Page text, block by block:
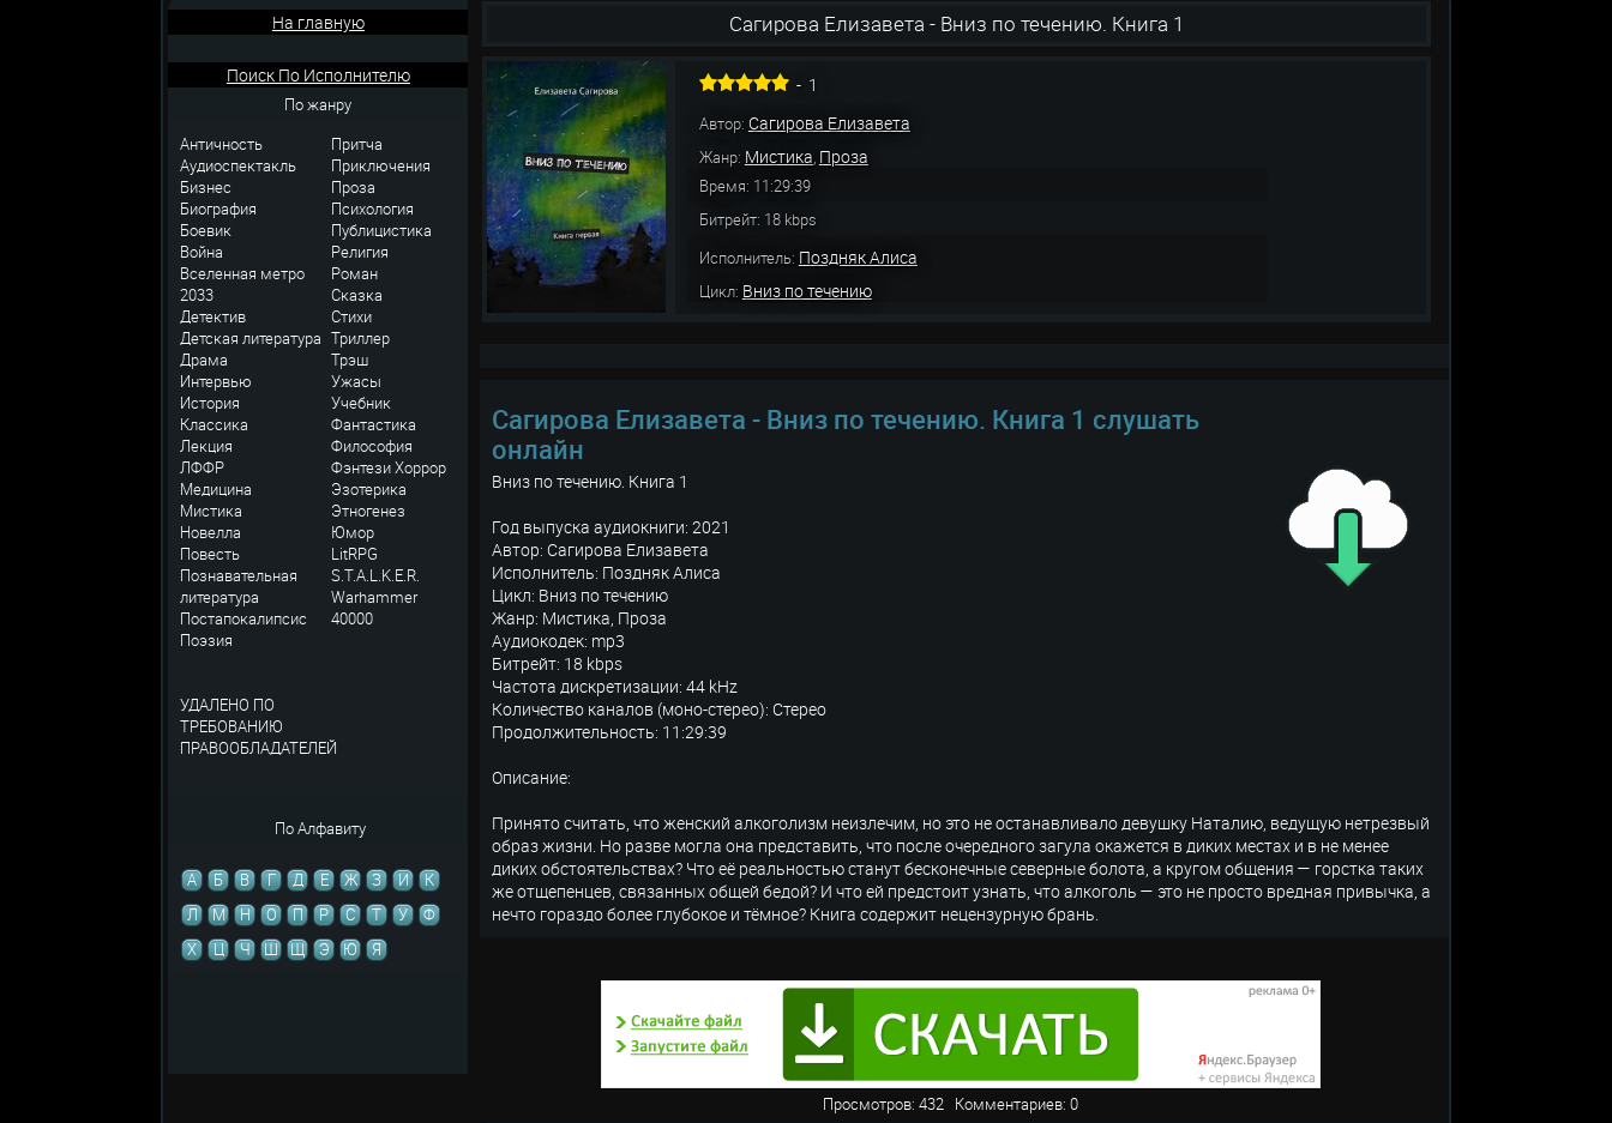
На главную
Поиск По Исполнителю
По жанру
Античность
Аудиоспектакль
Бизнес
Биография
Боевик
Война
Вселенная метро
2033
Детектив
Детская литература
Драма
Интервью
История
Классика
Лекция
ЛФФР
Медицина
Мистика
Новелла
Повесть
Познавательная
литература
Постапокалипсис
Поэзия
УДАЛЕНО ПО
ТРЕБОВАНИЮ
ПРАВООБЛАДАТЕЛЕЙ
Притча
Приключения
Проза
Психология
Публицистика
Религия
Роман
Сказка
Стихи
Триллер
Трэш
Ужасы
Учебник
Фантастика
Философия
ФэнтезиХоррор
Эзотерика
Этногенез
Юмор
LitRPG
S.T.A.L.K.E.R.
Warhammer
40000
По Алфавиту
А Б В Г Д Е Ж З И
К
Л
М Н О П Р С Т У
Ф
Х
Ц Ч Ш Щ Э Ю Я
Сагирова Елизавета - Вниз по течению. Книга 1
- 1
Автор: Сагирова Елизавета
Жанр: Мистика, Проза
Время: 11:29:39
Битрейт: 18 kbps
Исполнитель: Поздняк Алиса
Цикл: Вниз по течению
Сагирова Елизавета - Вниз по течению. Книга 1 слушать
онлайн
Вниз по течению. Книга 1
Год выпуска аудиокниги: 2021
Автор: Сагирова Елизавета
Исполнитель: Поздняк Алиса
Цикл: Вниз по течению
Жанр: Мистика, Проза
Аудиокодек: mp3
Битрейт: 18 kbps
Частота дискретизации: 44 kHz
Количество каналов (моно-стерео): Стерео
Продолжительность: 11:29:39
Описание:
Принято считать, что женский алкоголизм неизлечим, но это не останавливало девушку Наталию, ведущую нетрезвый
образ жизни. Но разве могла она представить, что после очередного загула окажется в диких местах и в не менее
диких обстоятельствах? Что её реальностью станут бесконечные северные болота, а кругом общения — горстка таких
же отщепенцев, связанных общей бедой? И что ей предстоит узнать, что алкоголь — это не просто вредная привычка, а
нечто гораздо более глубокое и тёмное? Книга содержит нецензурную брань.
Просмотров: 432 Комментариев: 0